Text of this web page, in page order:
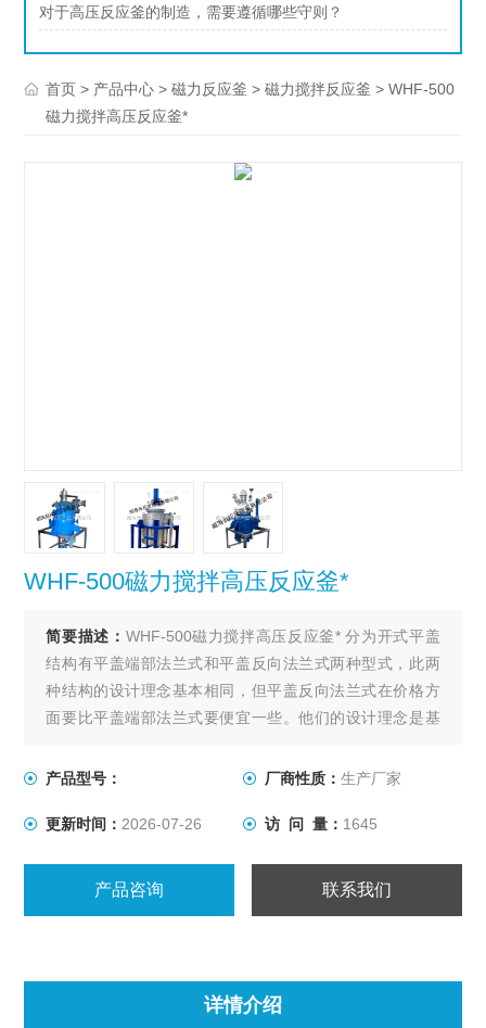
对于高压反应釜的制造，需要遵循哪些守则？
首页 > 产品中心 >磁力反应釜 >磁力搅拌反应釜 > WHF-500
磁力搅拌高压反应釜*
WHF-500磁力搅拌高压反应釜*
简要描述： WHF-500磁力搅拌高压反应釜* 分为开式平盖
结构有平盖端部法兰式和平盖反向法兰式两种型式，此两
种结构的设计理念基本相同，但平盖反向法兰式在价格方
面要比平盖端部法兰式要便宜一些。他们的设计理念是基
35Mpa），对温度没有太大的限制，容积较小（3000L以
产品型号： 厂商性质： 生产厂家
更新时间： 2026-07-26 访 问 量： 1645
产品咨询 联系我们
详情介绍